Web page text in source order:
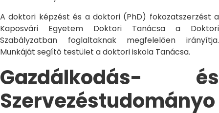
A doktori képzést és a doktori (PhD) fokozatszerzést a
Kaposvári Egyetem Doktori Tanácsa a Doktori
Szabályzatban foglaltaknak megfelelően irányítja.
Munkáját segítő testület a doktori iskola Tanácsa.
Gazdálkodás- és
Szervezéstudományo